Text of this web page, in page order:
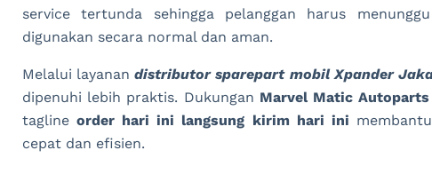
service tertunda sehingga pelanggan harus
digunakan secara normal dan aman.
Melalui layanandistributor sparepart mobil Xpander
dipenuhi lebih praktis. Dukungan Marvel Matic
taglineorder hari ini langsung kirim hari ini
cepat dan efisien.